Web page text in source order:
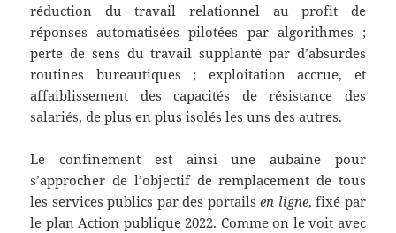
réduction du travail relationnel au profit de
réponses automatisées pilotées par algorithmes ;
perte de sens du travail supplanté par d’absurdes
routines bureautiques ; exploitation accrue, et
affaiblissement des capacités de résistance des
salariés, de plus en plus isolés les uns des autres.
Le confinement est ainsi une aubaine pour
s’approcher de l’objectif de remplacement de tous
les services publics par des portailsen ligne, fixé par
le plan Action publique 2022. Comme on le voit avec